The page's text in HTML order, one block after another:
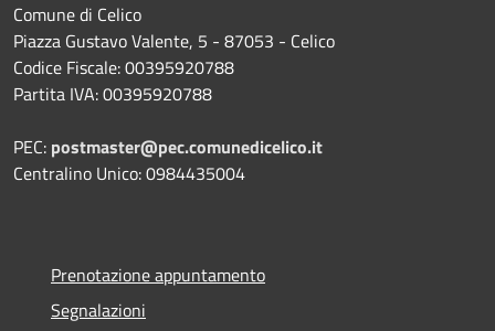
Comune di Celico
Piazza Gustavo Valente, 5 - 87053 - Celico
Codice Fiscale: 00395920788
Partita IVA: 00395920788
PEC: postmaster@pec.comunedicelico.it
Centralino Unico: 0984435004
Prenotazione appuntamento
Segnalazioni